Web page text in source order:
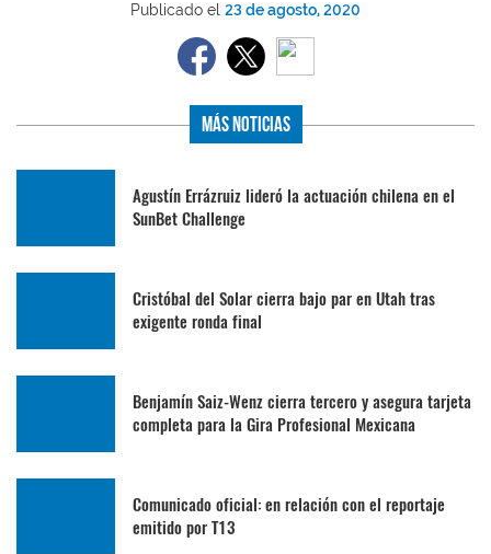
Publicado el 23 de agosto, 2020
Más Noticias
Agustín Errázruiz lideró la actuación chilena en el
SunBet Challenge
Cristóbal del Solar cierra bajo par en Utah tras
exigente ronda final
Benjamín Saiz-Wenz cierra tercero y asegura tarjeta
completa para la Gira Profesional Mexicana
Comunicado oficial: en relación con el reportaje
emitido por T13